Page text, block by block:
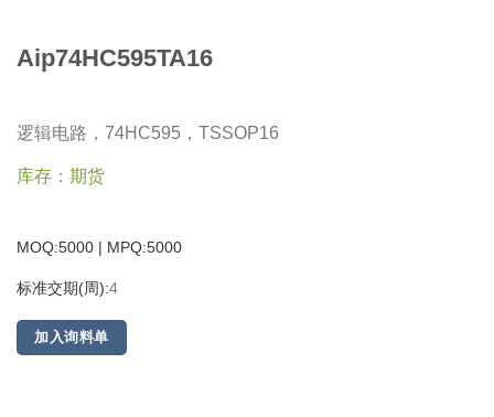
Aip74HC595TA16
逻辑电路，74HC595，TSSOP16
库存：期货
MOQ:5000 | MPQ:5000
标准交期(周):4
加入询料单